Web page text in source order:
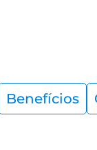
Benefícios